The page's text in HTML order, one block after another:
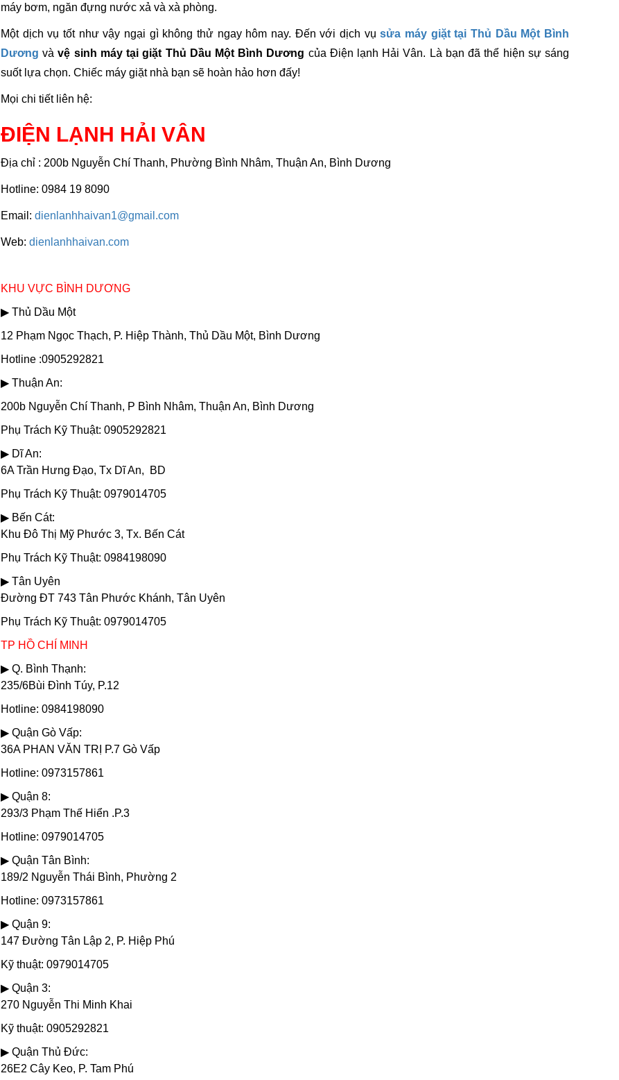
máy bơm, ngăn đựng nước xả và xà phòng.
Một dịch vụ tốt như vậy ngại gì không thử ngay hôm nay. Đến với dịch vụsửa máy giặt tại Thủ Dầu Một Bình
Dương vàvệ sinh máy tại giặt Thủ Dầu Một Bình Dương của Điện lạnh Hải Vân. Là bạn đã thể hiện sự sáng
suốt lựa chọn. Chiếc máy giặt nhà bạn sẽ hoàn hảo hơn đấy!
Mọi chi tiết liên hệ:
ĐIỆN LẠNH HẢI VÂN
Địa chỉ : 200b Nguyễn Chí Thanh, Phường Bình Nhâm, Thuận An, Bình Dương
Hotline: 0984 19 8090
Email: dienlanhhaivan1@gmail.com
Web: dienlanhhaivan.com
KHU VỰC BÌNH DƯƠNG
▶ Thủ Dầu Một
12 Phạm Ngọc Thạch, P. Hiệp Thành, Thủ Dầu Một, Bình Dương
Hotline :0905292821
▶ Thuận An:
200b Nguyễn Chí Thanh, P Bình Nhâm, Thuận An, Bình Dương
Phụ Trách Kỹ Thuật: 0905292821
▶ Dĩ An:
6A Trần Hưng Đạo, Tx Dĩ An, BD
Phụ Trách Kỹ Thuật: 0979014705
▶ Bến Cát:
Khu Đô Thị Mỹ Phước 3, Tx. Bến Cát
Phụ Trách Kỹ Thuật: 0984198090
▶ Tân Uyên
Đường ĐT 743 Tân Phước Khánh, Tân Uyên
Phụ Trách Kỹ Thuật: 0979014705
TP HỒ CHÍ MINH
▶ Q. Bình Thạnh:
235/6Bùi Đình Túy, P.12
Hotline: 0984198090
▶ Quận Gò Vấp:
36A PHAN VĂN TRỊ P.7 Gò Vấp
Hotline: 0973157861
▶ Quận 8:
293/3 Phạm Thế Hiển .P.3
Hotline: 0979014705
▶ Quận Tân Bình:
189/2 Nguyễn Thái Bình, Phường 2
Hotline: 0973157861
▶ Quận 9:
147 Đường Tân Lập 2, P. Hiệp Phú
Kỹ thuật: 0979014705
▶ Quận 3:
270 Nguyễn Thi Minh Khai
Kỹ thuật: 0905292821
▶ Quận Thủ Đức:
26E2 Cây Keo, P. Tam Phú